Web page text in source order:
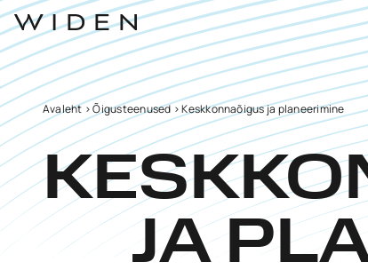
Avaleht> Õigusteenused>Keskkonnaõigus ja planeerimine
JA